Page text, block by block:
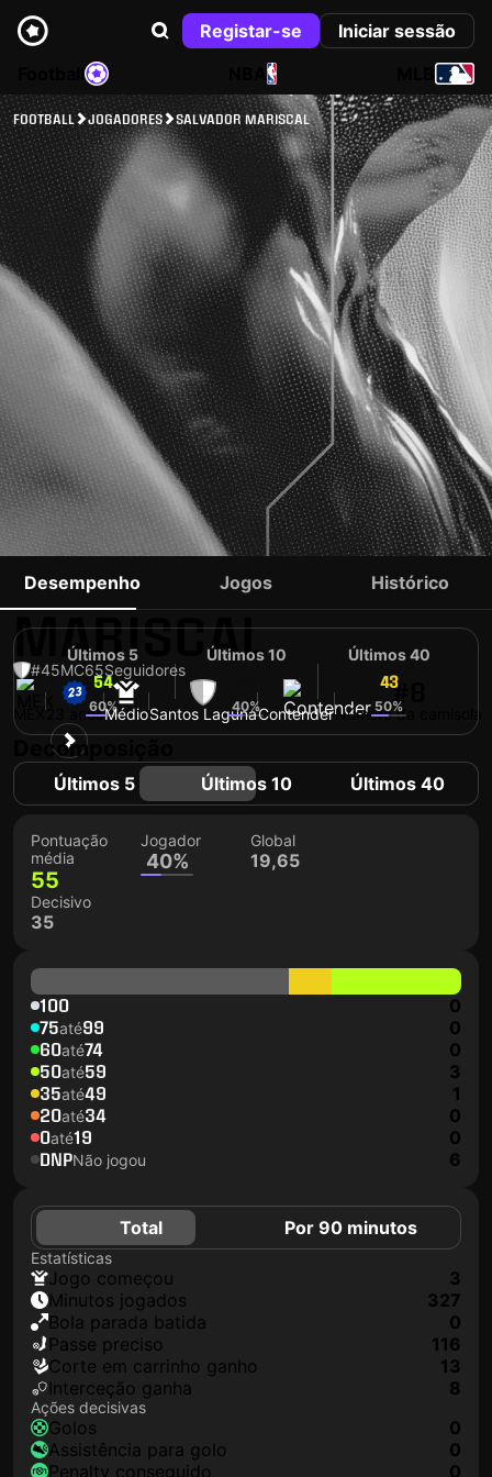
Registar-se
Iniciar sessão
NBA
FOOTBALL JOGADORES SALVADOR MARISCAL
SALVADOR
MARISCAL
#45MC65Seguidores
23 anosMédioSantos LagunaContender
#8
Número da camisola
Desempenho Jogos Histórico
Últimos 5
54
60%
Últimos 10
40%
Últimos 40
43
50%
Decomposição
Últimos 5 Últimos 10 Últimos 40
Pontuação
média
55
Jogador
40%
Global
19,65
Decisivo
35
100 0
75até99 0
60até74 0
50até59 3
35até49 1
20até34 0
0até19 0
DNPNão jogou 6
Total Por 90 minutos
Estatísticas
jogo começou
3
minutos jogados
327
Bola parada batida
0
passe preciso
116
corte em carrinho ganho
13
interceção ganha
8
Ações decisivas
golos
0
assistência para golo
0
penalty conseguido
0